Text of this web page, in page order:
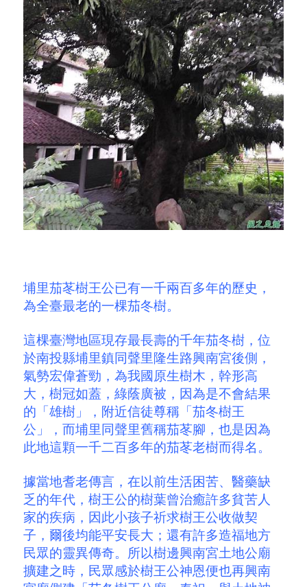
埔里茄苳樹王公已有一千兩百多年的歷史，
為全臺最老的一棵茄冬樹。
這棵臺灣地區現存最長壽的千年茄冬樹，位
於南投縣埔里鎮同聲里隆生路興南宮後側，
氣勢宏偉蒼勁，為我國原生樹木，幹形高
大，樹冠如蓋，綠蔭廣被，因為是不會結果
的「雄樹」，附近信徒尊稱「茄冬樹王
公」，而埔里同聲里舊稱茄苳腳，也是因為
此地這顆一千二百多年的茄苳老樹而得名。
據當地耆老傳言，在以前生活困苦、醫藥缺
乏的年代，樹王公的樹葉曾治癒許多貧苦人
家的疾病，因此小孩子祈求樹王公收做契
子，爾後均能平安長大；還有許多造福地方
民眾的靈異傳奇。所以樹邊興南宮土地公廟
擴建之時，民眾感於樹王公神恩便也再興南